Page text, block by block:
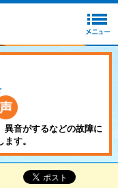
異音がするなどの故障に
す。